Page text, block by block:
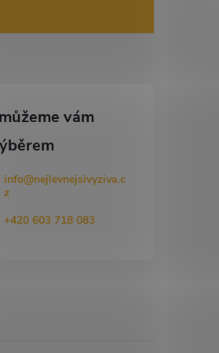
info@nejlevnejsivyziva.c
z
+420 603 718 083